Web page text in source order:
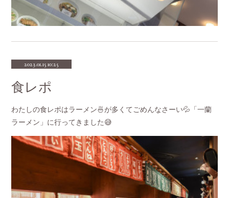
2023.01.15 10:25
食レポ
わたしの食レポはラーメン🍜が多くてごめんなさーい💦「一蘭
ラーメン」に行ってきました😅